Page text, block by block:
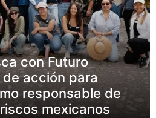
con Futuro
acción para
responsable de
mexicanos